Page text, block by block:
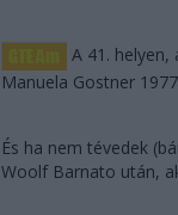
A 41. helyen,
Manuela Gostner
És ha nem tévedek
Woolf Barnato után,